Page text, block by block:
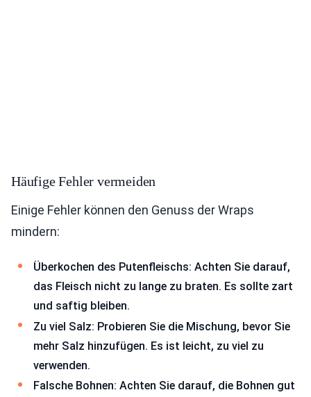
Häufige Fehler vermeiden
Einige Fehler können den Genuss der Wraps
mindern:
Überkochen des Putenfleischs: Achten Sie darauf,
das Fleisch nicht zu lange zu braten. Es sollte zart
und saftig bleiben.
Zu viel Salz: Probieren Sie die Mischung, bevor Sie
mehr Salz hinzufügen. Es ist leicht, zu viel zu
verwenden.
Falsche Bohnen: Achten Sie darauf, die Bohnen gut